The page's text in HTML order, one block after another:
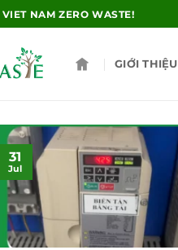
NAM ZERO WASTE!
GIỚI THIỆU
31
Jul